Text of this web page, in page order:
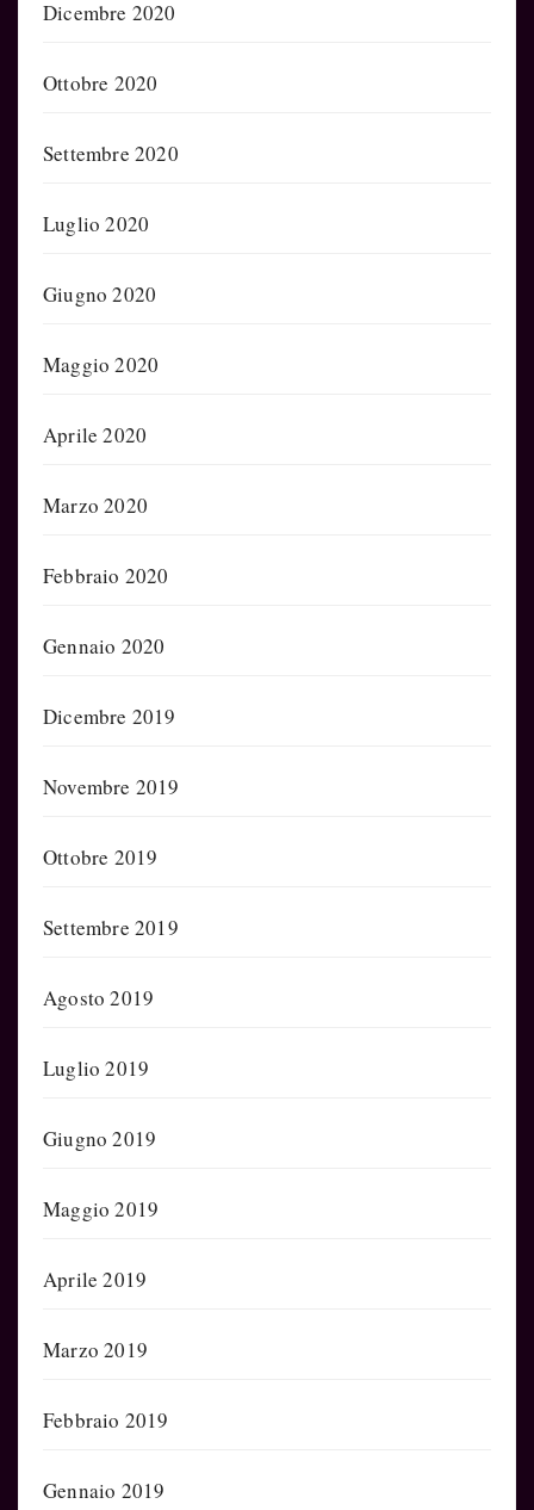
Dicembre 2020
Ottobre 2020
Settembre 2020
Luglio 2020
Giugno 2020
Maggio 2020
Aprile 2020
Marzo 2020
Febbraio 2020
Gennaio 2020
Dicembre 2019
Novembre 2019
Ottobre 2019
Settembre 2019
Agosto 2019
Luglio 2019
Giugno 2019
Maggio 2019
Aprile 2019
Marzo 2019
Febbraio 2019
Gennaio 2019